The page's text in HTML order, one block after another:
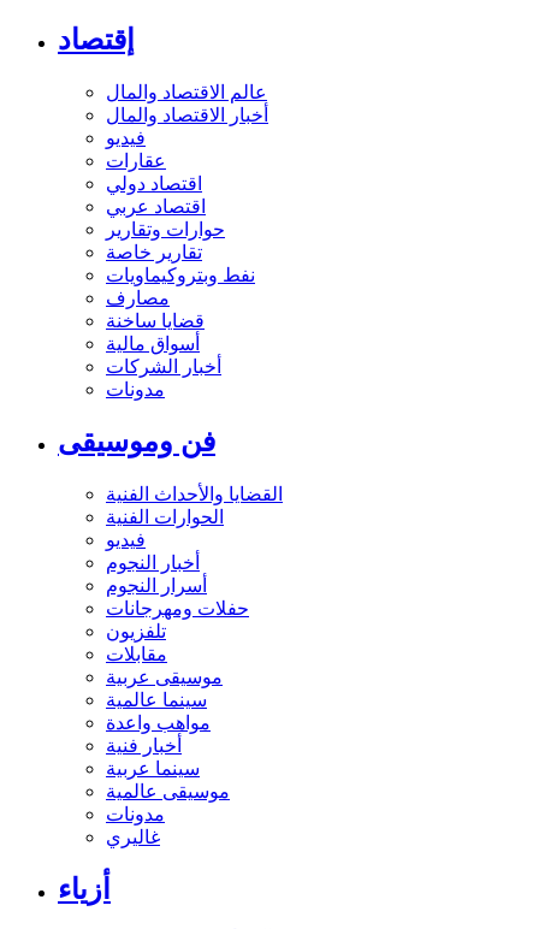
إقتصاد
عالم الاقتصاد والمال
أخبار الاقتصاد والمال
فيديو
عقارات
اقتصاد دولي
اقتصاد عربي
حوارات وتقارير
تقارير خاصة
نفط وبتروكيماويات
مصارف
قضايا ساخنة
أسواق مالية
أخبار الشركات
مدونات
فن وموسيقى
القضايا والأحداث الفنية
الحوارات الفنية
فيديو
أخبار النجوم
أسرار النجوم
حفلات ومهرجانات
تلفزيون
مقابلات
موسيقى عربية
سينما عالمية
مواهب واعدة
أخبار فنية
سينما عربية
موسيقى عالمية
مدونات
غاليري
أزياء